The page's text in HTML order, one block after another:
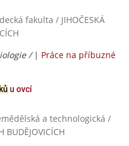
fakulta / JIHOČESKÁ
/ | Práce na příbuzné
u ovcí
a technologická /
BUDĚJOVICÍCH